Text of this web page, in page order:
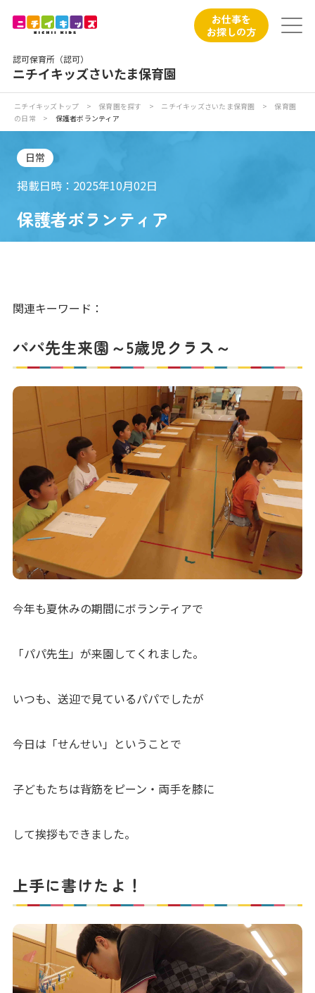
認可保育所（認可）
ニチイキッズさいたま保育園
お仕事を
お探しの方
ニチイが大切にしていること
お食事
入園の概要
各種書類
お仕事をお探しの方
よくあるご質問
保育園に関するお問い合わせ
プライバシーポリシー サイトのご利用について
サイトマップ ニチイ学館オフィシャルサイト
ニチイキッズトップ > 保育園を探す > ニチイキッズさいたま保育園 >
保育園
の日常
> 保護者ボランティア
日常
掲載日時：2025年10月02日
保護者ボランティア
関連キーワード：
パパ先生来園～5歳児クラス～
今年も夏休みの期間にボランティアで
「パパ先生」が来園してくれました。
いつも、送迎で見ているパパでしたが
今日は「せんせい」ということで
子どもたちは背筋をピーン・両手を膝に
して挨拶もできました。
上手に書けたよ！